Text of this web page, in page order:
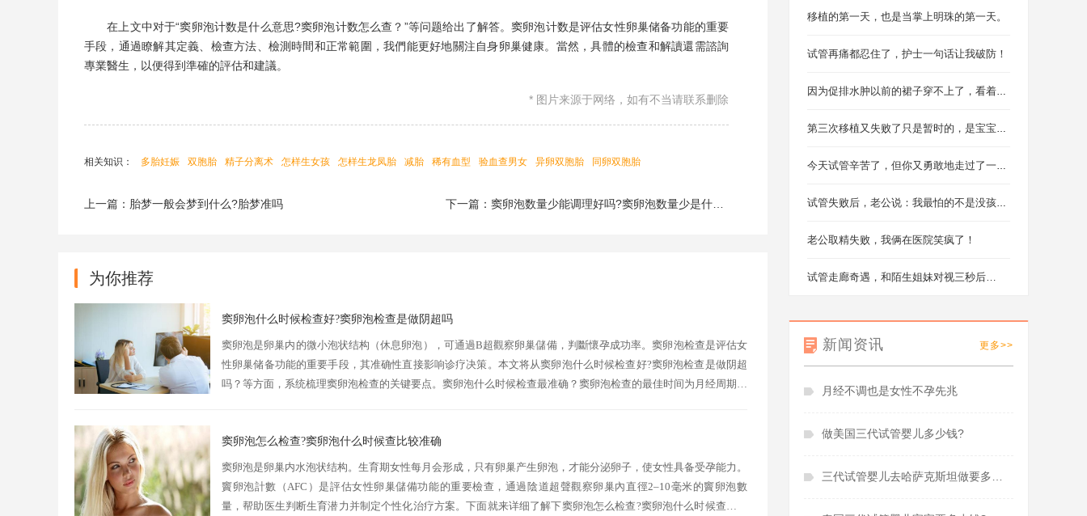
在上文中对于“窦卵泡计数是什么意思?窦卵泡计数怎么查？”等问题给出了解答。窦卵泡计数是评估女性卵巢储备功能的重要
手段，通過瞭解其定義、檢查方法、檢測時間和正常範圍，我們能更好地關注自身卵巢健康。當然，具體的檢查和解讀還需諮詢
專業醫生，以便得到準確的評估和建議。
* 图片来源于网络，如有不当请联系删除
相关知识： 多胎妊娠 双胞胎 精子分离术 怎样生女孩 怎样生龙凤胎 减胎 稀有血型 验血查男女 异卵双胞胎 同卵双胞胎
碱性食物 供卵试管婴儿 生女孩 Rh阴性血(熊猫血) 冷冻卵子 孕囊看男女 胎梦
上一篇：胎梦一般会梦到什么?胎梦准吗
为你推荐
窦卵泡什么时候检查好?窦卵泡检查是做阴超吗
窦卵泡是卵巢内的微小泡状结构（休息卵泡），可通過B超觀察卵巢儲備，判斷懷孕成功率。窦卵泡检查是评估女
性卵巢储备功能的重要手段，其准确性直接影响诊疗决策。本文将从窦卵泡什么时候检查好?窦卵泡检查是做阴超
吗？等方面，系统梳理窦卵泡检查的关键要点。窦卵泡什么时候检查最准确？窦卵泡检查的最佳时间为月经周期的
窦卵泡怎么检查?窦卵泡什么时候查比较准确
窦卵泡是卵巢内水泡状结构。生育期女性每月会形成，只有卵巢产生卵泡，才能分泌卵子，使女性具备受孕能力。
竇卵泡計數（AFC）是評估女性卵巢儲備功能的重要檢查，通過陰道超聲觀察卵巢內直徑2–10毫米的竇卵泡數
量，帮助医生判断生育潜力并制定个性化治疗方案。下面就来详细了解下窦卵泡怎么检查?窦卵泡什么时候查比较
移植的第一天，也是当掌上明珠的第一天。
试管再痛都忍住了，护士一句话让我破防！
因为促排水肿以前的裙子穿不上了，看着镜子哭了十分钟！
第三次移植又失败了只是暂时的，是宝宝在等你最好的状态！
今天试管辛苦了，但你又勇敢地走过了一天！
试管失败后，老公说：我最怕的不是没孩子，是失去你！
老公取精失败，我俩在医院笑疯了！
试管走廊奇遇，和陌生姐妹对视三秒后…
新闻资讯 更多>>
月经不调也是女性不孕先兆
做美国三代试管婴儿多少钱?